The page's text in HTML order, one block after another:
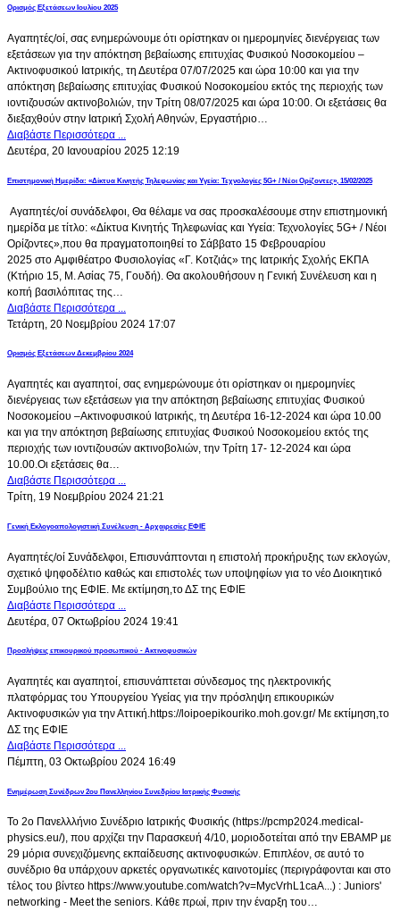
Ορισμός Εξετάσεων Ιουλίου 2025
Αγαπητές/οί, σας ενημερώνουμε ότι ορίστηκαν οι ημερομηνίες διενέργειας των
εξετάσεων για την απόκτηση βεβαίωσης επιτυχίας Φυσικού Νοσοκομείου –
Ακτινοφυσικού Ιατρικής, τη Δευτέρα 07/07/2025 και ώρα 10:00 και για την
απόκτηση βεβαίωσης επιτυχίας Φυσικού Νοσοκομείου εκτός της περιοχής των
ιοντιζουσών ακτινοβολιών, την Τρίτη 08/07/2025 και ώρα 10:00. Οι εξετάσεις θα
διεξαχθούν στην Ιατρική Σχολή Αθηνών, Εργαστήριο…
Διαβάστε Περισσότερα ...
Δευτέρα, 20 Ιανουαρίου 2025 12:19
Επιστημονική Ημερίδα: «Δίκτυα Κινητής Τηλεφωνίας και Υγεία: Τεχνολογίες 5G+ / Νέοι Ορίζοντες», 15/02/2025
Αγαπητές/οί συνάδελφοι, Θα θέλαμε να σας προσκαλέσουμε στην επιστημονική
ημερίδα με τίτλο: «Δίκτυα Κινητής Τηλεφωνίας και Υγεία: Τεχνολογίες 5G+ / Νέοι
Ορίζοντες»,που θα πραγματοποιηθεί το Σάββατο 15 Φεβρουαρίου
2025 στο Αμφιθέατρο Φυσιολογίας «Γ. Κοτζιάς» της Ιατρικής Σχολής ΕΚΠΑ
(Κτήριο 15, Μ. Ασίας 75, Γουδή). Θα ακολουθήσουν η Γενική Συνέλευση και η
κοπή βασιλόπιτας της…
Διαβάστε Περισσότερα ...
Τετάρτη, 20 Νοεμβρίου 2024 17:07
Ορισμός Εξετάσεων Δεκεμβρίου 2024
Αγαπητές και αγαπητοί, σας ενημερώνουμε ότι ορίστηκαν οι ημερομηνίες
διενέργειας των εξετάσεων για την απόκτηση βεβαίωσης επιτυχίας Φυσικού
Νοσοκομείου –Ακτινοφυσικού Ιατρικής, τη Δευτέρα 16-12-2024 και ώρα 10.00
και για την απόκτηση βεβαίωσης επιτυχίας Φυσικού Νοσοκομείου εκτός της
περιοχής των ιοντιζουσών ακτινοβολιών, την Τρίτη 17- 12-2024 και ώρα
10.00.Οι εξετάσεις θα…
Διαβάστε Περισσότερα ...
Τρίτη, 19 Νοεμβρίου 2024 21:21
Γενική Εκλογοαπολογιστική Συνέλευση - Αρχαιρεσίες ΕΦΙΕ
Αγαπητές/οί Συνάδελφοι, Επισυνάπτονται η επιστολή προκήρυξης των εκλογών,
σχετικό ψηφοδέλτιο καθώς και επιστολές των υποψηφίων για το νέο Διοικητικό
Συμβούλιο της ΕΦΙΕ. Με εκτίμηση,το ΔΣ της ΕΦΙΕ
Διαβάστε Περισσότερα ...
Δευτέρα, 07 Οκτωβρίου 2024 19:41
Προσλήψεις επικουρικού προσωπικού - Ακτινοφυσικών
Αγαπητές και αγαπητοί, επισυνάπτεται σύνδεσμος της ηλεκτρονικής
πλατφόρμας του Υπουργείου Υγείας για την πρόσληψη επικουρικών
Ακτινοφυσικών για την Αττική.https://loipoepikouriko.moh.gov.gr/ Με εκτίμηση,το
ΔΣ της ΕΦΙΕ
Διαβάστε Περισσότερα ...
Πέμπτη, 03 Οκτωβρίου 2024 16:49
Ενημέρωση Συνέδρων 2ου Πανελληνίου Συνεδρίου Ιατρικής Φυσικής
Το 2ο Πανελλλήνιο Συνέδριο Ιατρικής Φυσικής (https://pcmp2024.medical-
physics.eu/), που αρχίζει την Παρασκευή 4/10, μοριοδοτείται από την ΕΒΑΜΡ με
29 μόρια συνεχιζόμενης εκπαίδευσης ακτινοφυσικών. Επιπλέον, σε αυτό το
συνέδριο θα υπάρχουν αρκετές οργανωτικές καινοτομίες (περιγράφονται και στο
τέλος του βίντεο https://www.youtube.com/watch?v=MycVrhL1caA...) : Juniors'
networking - Meet the seniors. Κάθε πρωί, πριν την έναρξη του…